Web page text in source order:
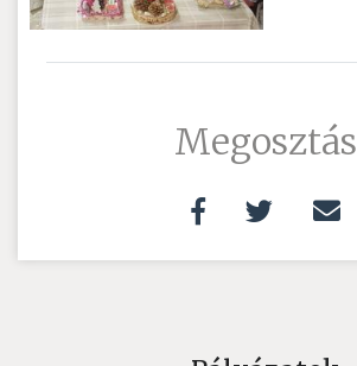
Megosztás